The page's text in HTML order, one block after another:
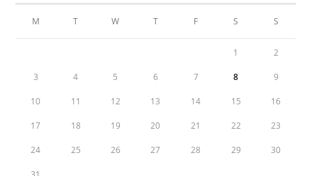
M T W T F S S
1 2
3 4 5 6 7 8 9
10 11 12 13 14 15 16
17 18 19 20 21 22 23
24 25 26 27 28 29 30